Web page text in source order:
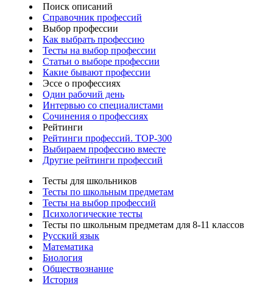
Поиск описаний
Справочник профессий
Выбор профессии
Как выбрать профессию
Тесты на выбор профессии
Статьи о выборе профессии
Какие бывают профессии
Эссе о профессиях
Один рабочий день
Интервью со специалистами
Сочинения о профессиях
Рейтинги
Рейтинги профессий. TOP-300
Выбираем профессию вместе
Другие рейтинги профессий
Тесты для школьников
Тесты по школьным предметам
Тесты на выбор профессий
Психологические тесты
Тесты по школьным предметам для 8-11 классов
Русский язык
Математика
Биология
Обществознание
История